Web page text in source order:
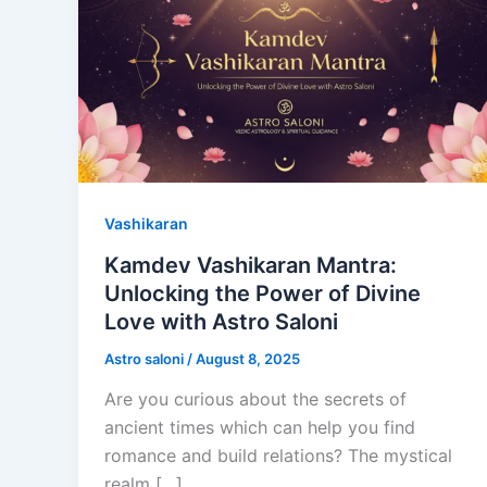
Vashikaran
Kamdev Vashikaran Mantra:
Unlocking the Power of Divine
Love with Astro Saloni
Astro saloni /August 8, 2025
Are you curious about the secrets of
ancient times which can help you find
romance and build relations? The mystical